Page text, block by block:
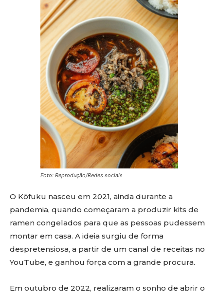
Foto: Reprodução/Redes sociais
O Kōfuku nasceu em 2021, ainda durante a
pandemia, quando começaram a produzir kits de
ramen congelados para que as pessoas pudessem
montar em casa. A ideia surgiu de forma
despretensiosa, a partir de um canal de receitas no
YouTube, e ganhou força com a grande procura.
Em outubro de 2022, realizaram o sonho de abrir o